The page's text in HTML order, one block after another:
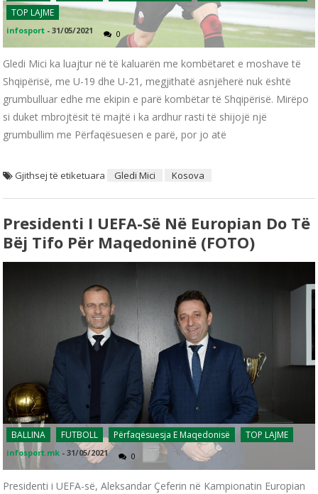
TOP LAJME
infosport -31/05/2021 0
Gledi Mici ka luajtur në të kaluarën me kombëtaret e moshave të
Shqipërisë, me U-19 dhe U-21, megjithatë asnjëherë nuk është
grumbulluar edhe me ekipin e parë kombëtar të Shqipërisë. Mirëpo
si duket mbrojtësit të majtë i ka ardhur rasti të shijojë një
grumbullim me Përfaqësuesen e parë, por jo atë
Gjithsej të etiketuara Gledi Mici Kosova
Presidenti I UEFA-Së Në Europian Do Të
Bëj Tifo Për Maqedoninë (FOTO)
BALLINA FUTBOLL Përfaqësuesja E Maqedonisë TOP LAJME
infosport.mk -31/05/2021 0
Presidenti i UEFA-së, Aleksandar Çeferin në Kampionatin Europian